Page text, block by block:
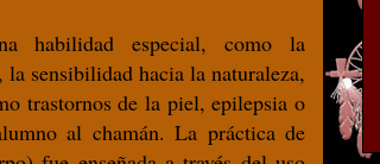
habilidad especial, como la
sensibilidad hacia la naturaleza,
trastornos de la piel, epilepsia o
al chamán. La práctica de